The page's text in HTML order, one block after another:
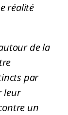
réalité
de la
par
leur
un